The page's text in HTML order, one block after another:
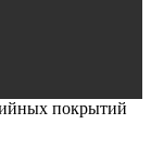
покрытий